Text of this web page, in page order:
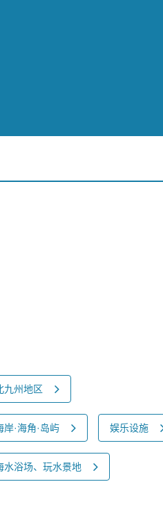
九州地区
岸·海角·岛屿 娱乐设施
水浴场、玩水景地